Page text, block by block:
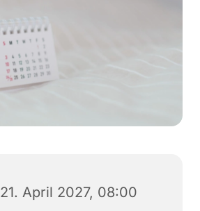
April 2027, 08:00